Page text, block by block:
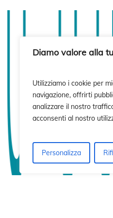
Diamo valore alla
Utilizziamo i cookie per
navigazione, offrirti
analizzare il nostro
acconsenti al nostro
Personalizza